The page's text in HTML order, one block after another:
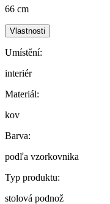
66 cm
Vlastnosti
Umístění:
interiér
Materiál:
kov
Barva:
podľa vzorkovnika
Typ produktu:
stolová podnož